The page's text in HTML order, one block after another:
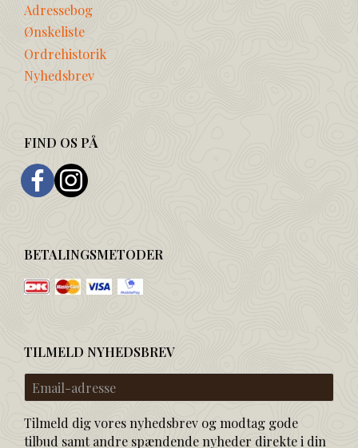
Adressebog
Ønskeliste
Ordrehistorik
Nyhedsbrev
FIND OS PÅ
BETALINGSMETODER
TILMELD NYHEDSBREV
Email-
adresse
Tilmeld dig vores nyhedsbrev og modtag gode
tilbud samt andre spændende nyheder direkte i din